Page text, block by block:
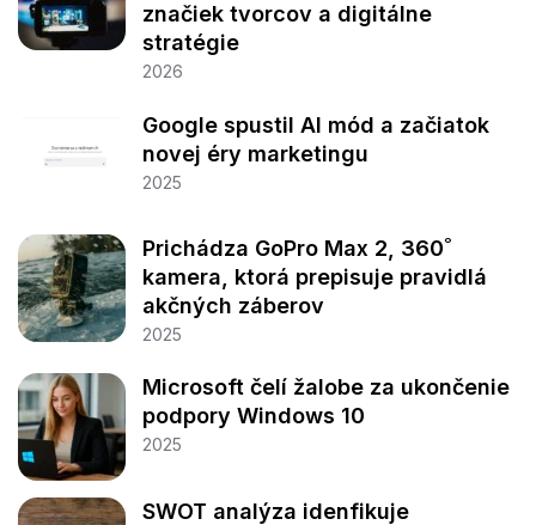
značiek tvorcov a digitálne
stratégie
2026
Google spustil AI mód a začiatok
novej éry marketingu
2025
Prichádza GoPro Max 2, 360˚
kamera, ktorá prepisuje pravidlá
akčných záberov
2025
Microsoft čelí žalobe za ukončenie
podpory Windows 10
2025
SWOT analýza idenfikuje